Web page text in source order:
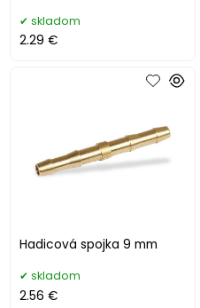
skladom
2.29 €
Hadicová spojka 9 mm
skladom
2.56 €